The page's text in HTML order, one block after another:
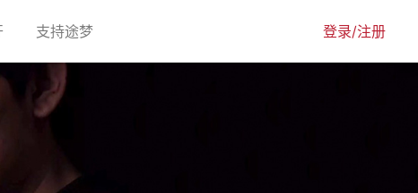
(current)支持途梦(current) 登录/注册